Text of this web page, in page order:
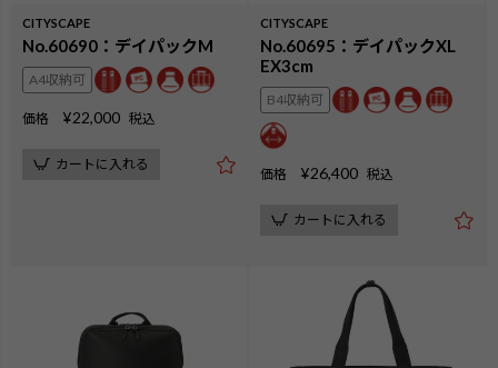
CITYSCAPE
No.60690：デイパックM
A4収納可
価格 ¥22,000 税込
カートに入れる
CITYSCAPE
No.60695：デイパックXL
EX3cm
B4収納可
価格 ¥26,400 税込
カートに入れる